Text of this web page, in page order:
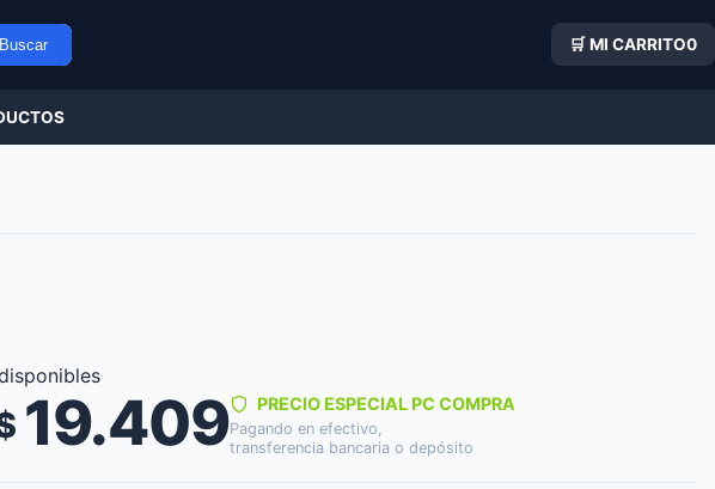
Buscar 🛒 MI CARRITO0
19.409 PRECIO ESPECIAL PC COMPRA
Pagando en efectivo,
transferencia bancaria o depósito